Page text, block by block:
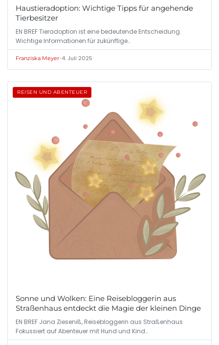
Haustieradoption: Wichtige Tipps für angehende
Tierbesitzer
EN BREF Tieradoption ist eine bedeutende Entscheidung.
Wichtige Informationen für zukünftige…
Franziska Meyer•4. Juli 2025
REISEN UND ABENTEUER
Sonne und Wolken: Eine Reisebloggerin aus
Straßenhaus entdeckt die Magie der kleinen Dinge
EN BREF Jana Zieseniß, Reisebloggerin aus Straßenhaus
Fokussiert auf Abenteuer mit Hund und Kind…